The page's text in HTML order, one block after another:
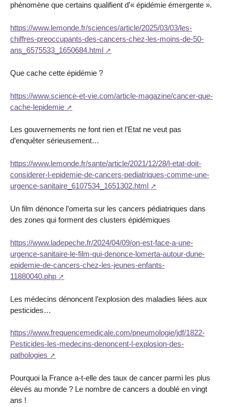
phénomène que certains qualifient d’« épidémie émergente ».
https://www.lemonde.fr/sciences/article/2025/03/03/les-
chiffres-preoccupants-des-cancers-chez-les-moins-de-50-
ans_6575533_1650684.html
Que cache cette épidémie ?
https://www.science-et-vie.com/article-magazine/cancer-que-
cache-lepidemie
Les gouvernements ne font rien et l’Etat ne veut pas
d’enquêter sérieusement…
https://www.lemonde.fr/sante/article/2021/12/28/l-etat-doit-
considerer-l-epidemie-de-cancers-pediatriques-comme-une-
urgence-sanitaire_6107534_1651302.html
Un film dénonce l’omerta sur les cancers pédiatriques dans
des zones qui forment des clusters épidémiques
https://www.ladepeche.fr/2024/04/09/on-est-face-a-une-
urgence-sanitaire-le-film-qui-denonce-lomerta-autour-dune-
epidemie-de-cancers-chez-les-jeunes-enfants-
11880040.php
Les médecins dénoncent l’explosion des maladies liées aux
pesticides…
https://www.frequencemedicale.com/pneumologie/jdf/1822-
Pesticides-les-medecins-denoncent-l-explosion-des-
pathologies
Pourquoi la France a-t-elle des taux de cancer parmi les plus
élevés au monde ? Le nombre de cancers a doublé en vingt
ans !